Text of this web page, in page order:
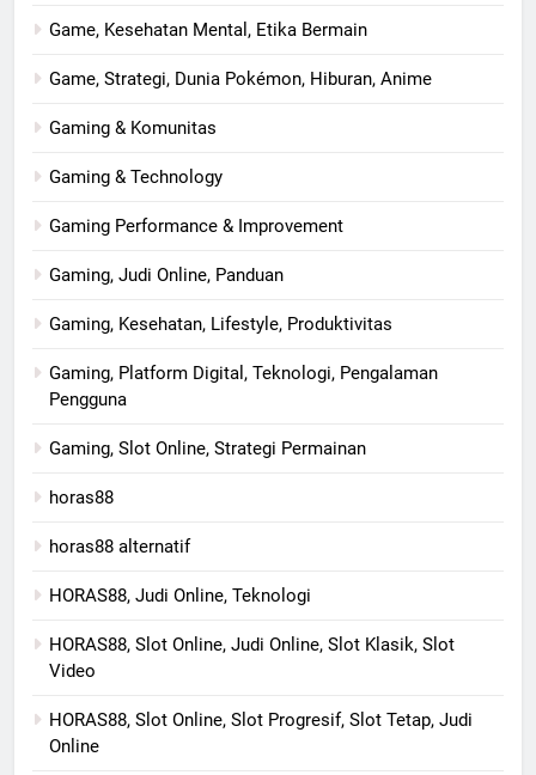
Game, Kesehatan Mental, Etika Bermain
Game, Strategi, Dunia Pokémon, Hiburan, Anime
Gaming & Komunitas
Gaming & Technology
Gaming Performance & Improvement
Gaming, Judi Online, Panduan
Gaming, Kesehatan, Lifestyle, Produktivitas
Gaming, Platform Digital, Teknologi, Pengalaman
Pengguna
Gaming, Slot Online, Strategi Permainan
horas88
horas88 alternatif
HORAS88, Judi Online, Teknologi
HORAS88, Slot Online, Judi Online, Slot Klasik, Slot
Video
HORAS88, Slot Online, Slot Progresif, Slot Tetap, Judi
Online